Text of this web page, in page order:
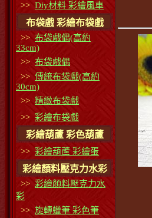
>> Diy材料 彩繪風車
布袋戲 彩繪布袋戲
>> 布袋戲偶(高約
33cm)
>> 布袋戲偶
>> 傳統布袋戲(高約
30cm)
>> 精緻布袋戲
>> 彩繪布袋戲
彩繪葫蘆 彩色葫蘆
>> 彩繪葫蘆 彩繪蛋
彩繪顏料壓克力水彩
>> 彩繪顏料壓克力水
彩
>> 旋轉蠟筆 彩色筆